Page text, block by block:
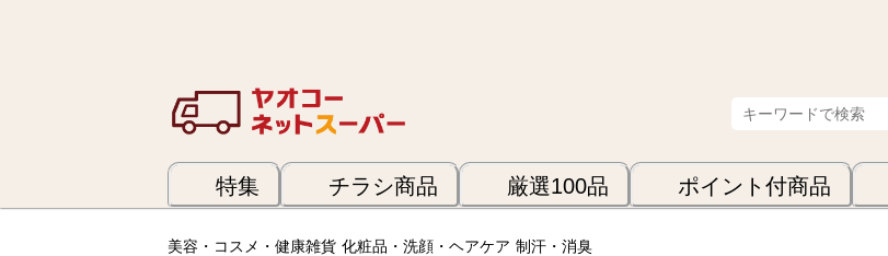
特集 チラシ商品 厳選100品 ポイント付商品
美容・コスメ・健康雑貨 化粧品・洗顔・ヘアケア 制汗・消臭